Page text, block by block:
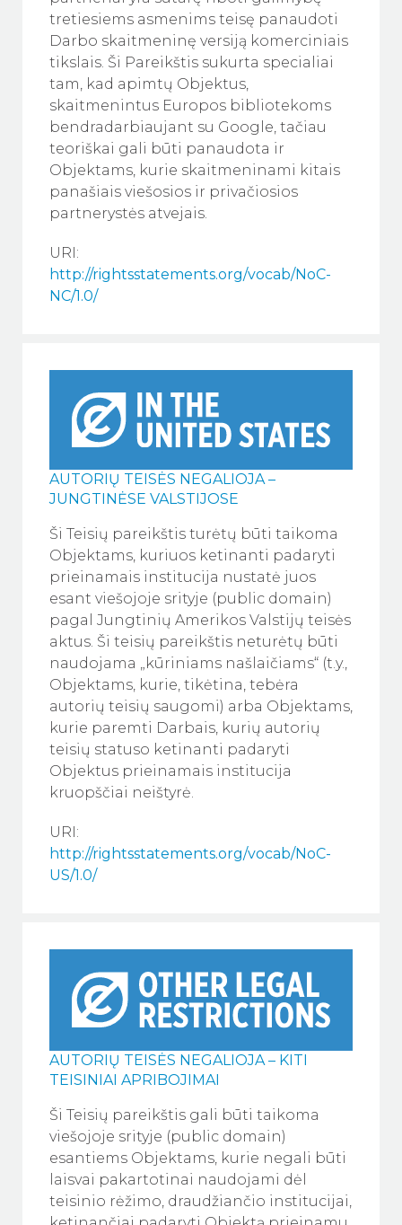
tretiesiems asmenims teisę panaudoti
Darbo skaitmeninę versiją komerciniais
tikslais. Ši Pareikštis sukurta specialiai
tam, kad apimtų Objektus,
skaitmenintus Europos bibliotekoms
bendradarbiaujant su Google, tačiau
teoriškai gali būti panaudota ir
Objektams, kurie skaitmeninami kitais
panašiais viešosios ir privačiosios
partnerystės atvejais.
URI:
http://rightsstatements.org/vocab/NoC-
NC/1.0/
AUTORIŲ TEISĖS NEGALIOJA –
JUNGTINĖSE VALSTIJOSE
Ši Teisių pareikštis turėtų būti taikoma
Objektams, kuriuos ketinanti padaryti
prieinamais institucija nustatė juos
esant viešojoje srityje (public domain)
pagal Jungtinių Amerikos Valstijų teisės
aktus. Ši teisių pareikštis neturėtų būti
naudojama „kūriniams našlaičiams“ (t.y.,
Objektams, kurie, tikėtina, tebėra
autorių teisių saugomi) arba Objektams,
kurie paremti Darbais, kurių autorių
teisių statuso ketinanti padaryti
Objektus prieinamais institucija
kruopščiai neištyrė.
URI:
http://rightsstatements.org/vocab/NoC-
US/1.0/
AUTORIŲ TEISĖS NEGALIOJA – KITI
TEISINIAI APRIBOJIMAI
Ši Teisių pareikštis gali būti taikoma
viešojoje srityje (public domain)
esantiems Objektams, kurie negali būti
laisvai pakartotinai naudojami dėl
teisinio rėžimo, draudžiančio institucijai,